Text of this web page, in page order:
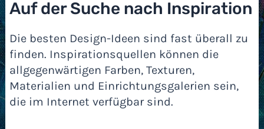
Auf der Suche nach Inspiration
Die besten Design-Ideen sind fast überall zu
finden. Inspirationsquellen können die
allgegenwärtigen Farben, Texturen,
Materialien und Einrichtungsgalerien sein,
die im Internet verfügbar sind.